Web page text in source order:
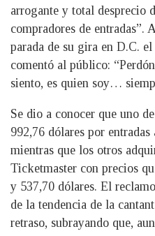
arrogante y total desprecio
compradores de entradas”.
parada de su gira en D.C.
comentó al público:
siento, es quien soy…
Se dio a conocer que uno
992,76 dólares por
mientras que los otros
Ticketmaster con precios
y 537,70 dólares. El
de la tendencia de la
retraso, subrayando que,